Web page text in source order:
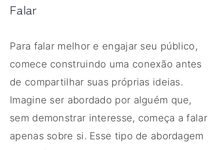
Falar
Para falar melhor e engajar seu público,
comece construindo uma conexão antes
de compartilhar suas próprias ideias.
Imagine ser abordado por alguém que,
sem demonstrar interesse, começa a falar
apenas sobre si. Esse tipo de abordagem